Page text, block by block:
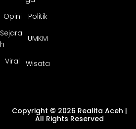
Opini
Politik
Sejara
h
UMKM
Viral Wisata
Copyright © 2026 Realita Aceh |
All Rights Reserved